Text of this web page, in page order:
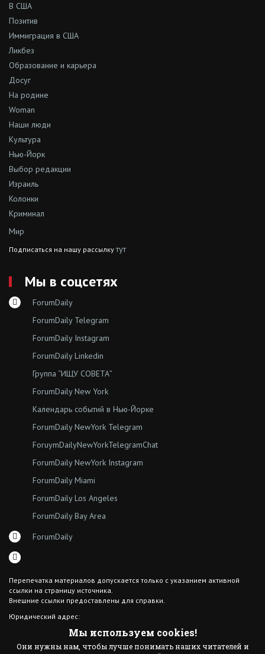
В США
Позитив
Иммиграция в США
Ликбез
Образование и карьера
Досуг
На родине
Woman
Наши люди
Культура
Нью-Йорк
Выбор редакции
Израиль
Колонки
Криминал
Мир
Подписаться на нашу рассылкутут
Мы в соцсетях
ForumDaily
ForumDaily Telegram
ForumDaily Instagram
ForumDaily Linkedin
Группа “ИЩУ СОВЕТА”
ForumDaily New York
Календарь событий в Нью-Йорке
ForumDaily NewYork Telegram
ForuymDailyNewYorkTelegramChat
ForumDaily NewYork Instagram
ForumDaily Miami
ForumDaily Los Angeles
ForumDaily Bay Area
ForumDaily
Перепечатка материалов допускается только с указанием активной
ссылки на страницу источника.
Внешние ссылки предоставлены для справки.
Юридический адрес:
Brooklyn NY 11204Мы используем cookies!
Они нужны нам, чтобы лучше понимать наших читателей и